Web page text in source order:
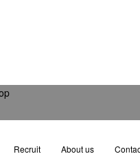
Recruit About us